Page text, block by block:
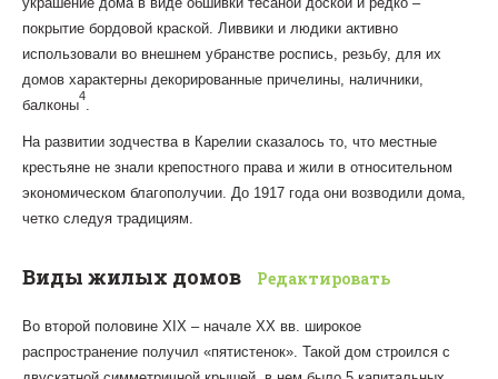
покрытие бордовой краской. Ливвики и людики активно
использовали во внешнем убранстве роспись, резьбу, для их
домов характерны декорированные причелины, наличники,
балконы
4
.
На развитии зодчества в Карелии сказалось то, что местные
крестьяне не знали крепостного права и жили в относительном
экономическом благополучии. До 1917 года они возводили дома,
четко следуя традициям.
Виды жилых домов Редактировать
Во второй половине XIX – начале XX вв. широкое
распространение получил «пятистенок». Такой дом строился с